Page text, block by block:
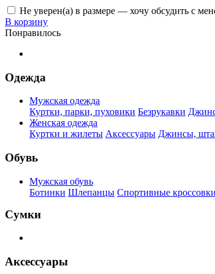
Не уверен(а) в размере — хочу обсудить с
В корзину
Понравилось
Одежда
Мужская одежда
Куртки, парки, пуховики Безрукавки
Женская одежда
Куртки и жилеты Аксессуары Джинсы,
Обувь
Мужская обувь
Ботинки Шлепанцы Спортивные кроссовки
Сумки
Аксессуары